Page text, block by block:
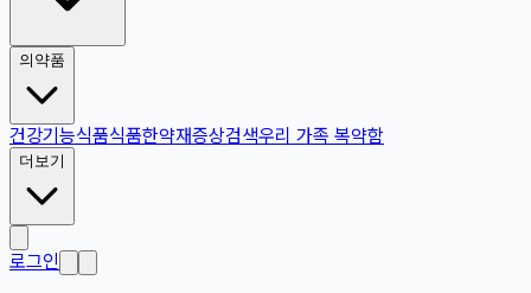
의약품
건강기능식품식품한약재증상검색우리 가족 복약함
더보기
로그인